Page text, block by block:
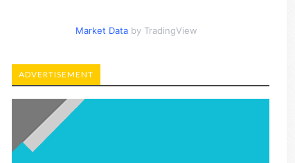
Market Databy TradingView
ADVERTISEMENT